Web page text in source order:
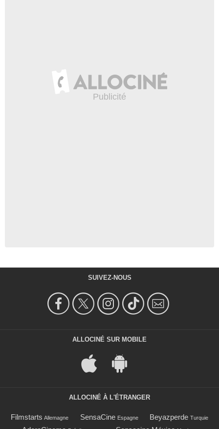
SUIVEZ-NOUS
ALLOCINÉ SUR MOBILE
ALLOCINÉ À L'ÉTRANGER
Filmstarts Allemagne SensaCine Espagne Beyazperde Turquie